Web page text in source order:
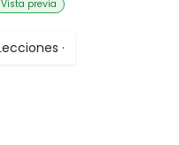
Vista previa
·